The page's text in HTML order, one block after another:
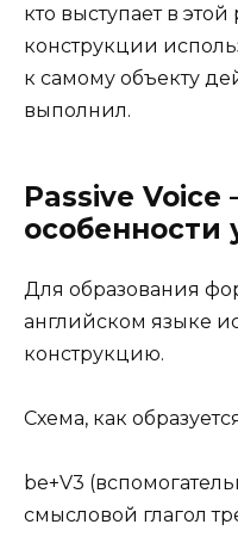
кто выступает в
конструкции
к самому объекту
выполнил.
Passive Voice
особенности
Для образования
английском языке
конструкцию.
Схема, как
be+V3
смысловой глагол